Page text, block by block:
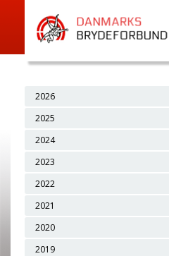
2026
2025
2024
2023
2022
2021
2020
2019